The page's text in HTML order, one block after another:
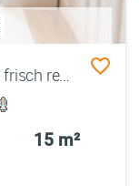
Gemütliches, möbliertes Zimmer in frisch renovierter Altbauwohnung in Eimsbüttel, 2 Min. fußläufig zur Osterstraße
15 m²